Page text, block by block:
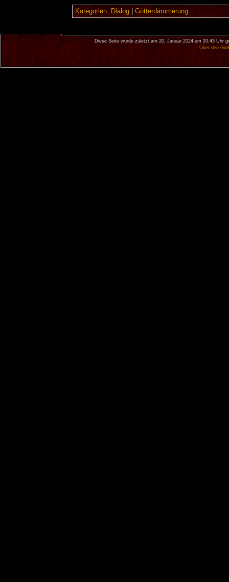
Kategorien: Dialog| Götterdämmerung
Diese Seite wurde zuletzt am 20. Januar 2024 um 20:43 Uhr
Über den